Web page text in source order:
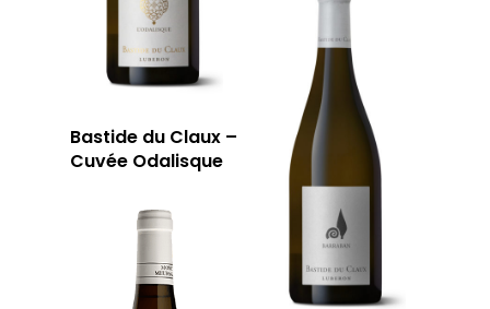
Bastide du Claux –
Cuvée Odalisque